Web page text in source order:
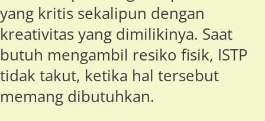
yang kritis sekalipun dengan
kreativitas yang dimilikinya. Saat
butuh mengambil resiko fisik, ISTP
tidak takut, ketika hal tersebut
memang dibutuhkan.